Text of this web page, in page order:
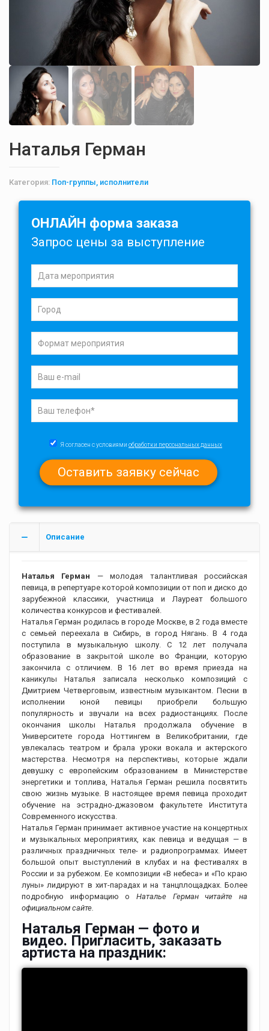
Наталья Герман
Категория: Поп-группы, исполнители
ОНЛАЙН форма заказа
Запрос цены за выступление
Я согласен с условиями обработки персональных данных
Описание
Наталья Герман — молодая талантливая российская
певица, в репертуаре которой композиции от поп и диско до
зарубежной классики, участница и Лауреат большого
количества конкурсов и фестивалей.
Наталья Герман родилась в городе Москве, в 2 года вместе
с семьей переехала в Сибирь, в город Нягань. В 4 года
поступила в музыкальную школу. С 12 лет получала
образование в закрытой школе во Франции, которую
закончила с отличием. В 16 лет во время приезда на
каникулы Наталья записала несколько композиций с
Дмитрием Четверговым, известным музыкантом. Песни в
исполнении юной певицы приобрели большую
популярность и звучали на всех радиостанциях. После
окончания школы Наталья продолжала обучение в
Университете города Ноттингем в Великобритании, где
увлекалась театром и брала уроки вокала и актерского
мастерства. Несмотря на перспективы, которые ждали
девушку с европейским образованием в Министерстве
энергетики и топлива, Наталья Герман решила посвятить
свою жизнь музыке. В настоящее время певица проходит
обучение на эстрадно-джазовом факультете Института
Современного искусства.
Наталья Герман принимает активное участие на концертных
и музыкальных мероприятиях, как певица и ведущая — в
различных праздничных теле- и радиопрограммах. Имеет
большой опыт выступлений в клубах и на фестивалях в
России и за рубежом. Ее композиции «В небеса» и «По краю
луны» лидируют в хит-парадах и на танцплощадках. Более
подробную информацию о Наталье Герман читайте на
официальном сайте.
Наталья Герман — фото и
видео. Пригласить, заказать
артиста на праздник: